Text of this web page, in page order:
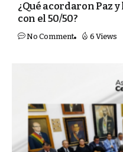
¿Qué acordaron Paz
con el 50/50?
No Comment 6 Views